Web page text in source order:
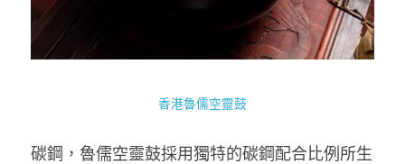
香港魯儒空靈鼓
碳鋼，魯儒空靈鼓採用獨特的碳鋼配合比例所生